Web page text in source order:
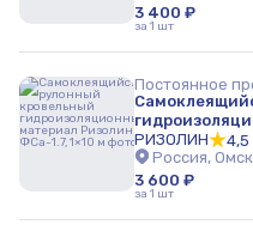
3 400 ₽
за 1 шт
Постоянное
ФСа-1.7, 1×10 м
РИЗОЛИН
4,5
Россия, Омск
3 600 ₽
за 1 шт